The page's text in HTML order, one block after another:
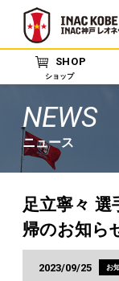
SHOP
ショップ
NEWS
ニュース
足立寧々 選
帰のお知ら
2023/09/25 お